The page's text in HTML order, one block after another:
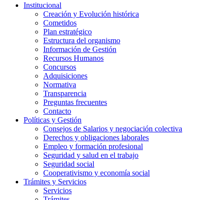
Institucional
Creación y Evolución histórica
Cometidos
Plan estratégico
Estructura del organismo
Información de Gestión
Recursos Humanos
Concursos
Adquisiciones
Normativa
Transparencia
Preguntas frecuentes
Contacto
Políticas y Gestión
Consejos de Salarios y negociación colectiva
Derechos y obligaciones laborales
Empleo y formación profesional
Seguridad y salud en el trabajo
Seguridad social
Cooperativismo y economía social
Trámites y Servicios
Servicios